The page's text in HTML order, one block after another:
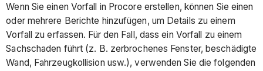
Wenn Sie einen Vorfall in Procore erstellen, können Sie einen
oder mehrere Berichte hinzufügen, um Details zu einem
Vorfall zu erfassen. Für den Fall, dass ein Vorfall zu einem
Sachschaden führt (z. B. zerbrochenes Fenster, beschädigte
Wand, Fahrzeugkollision usw.), verwenden Sie die folgenden